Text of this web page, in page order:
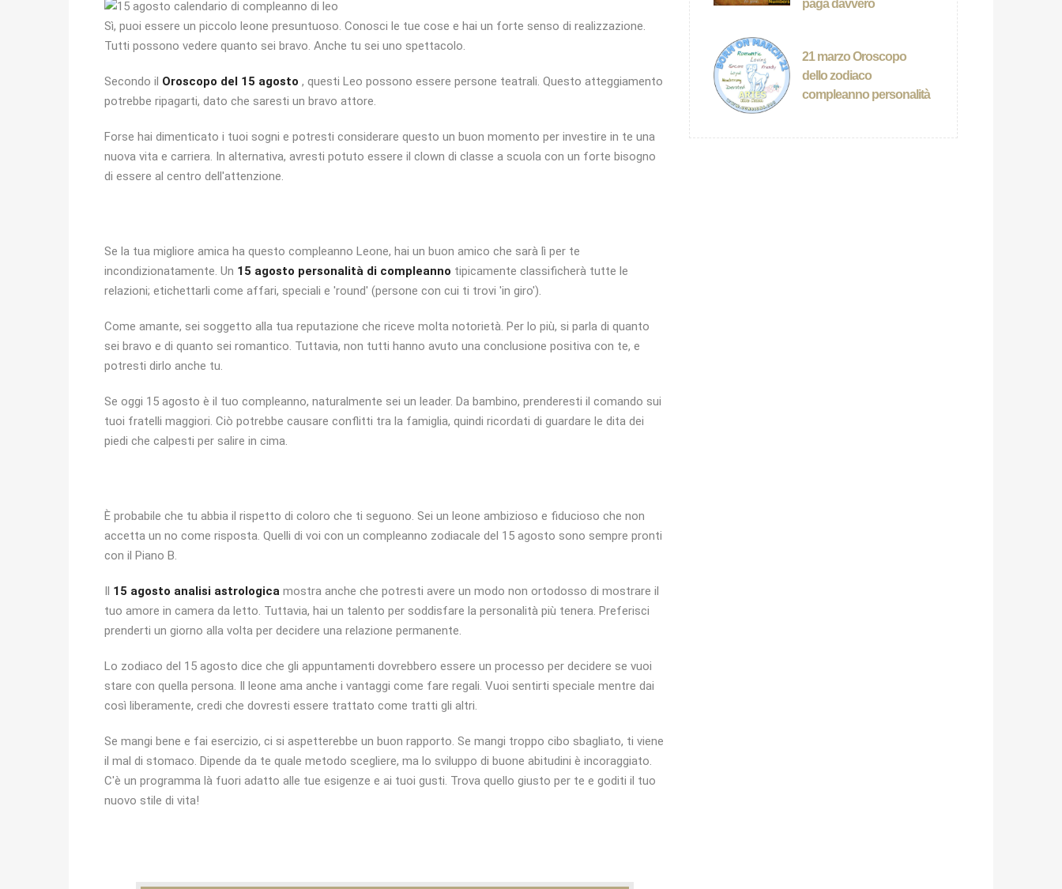
Sì, puoi essere un piccolo leone presuntuoso. Conosci le tue cose e hai un forte senso di realizzazione.
Tutti possono vedere quanto sei bravo. Anche tu sei uno spettacolo.
Secondo il Oroscopo del 15 agosto , questi Leo possono essere persone teatrali. Questo atteggiamento
potrebbe ripagarti, dato che saresti un bravo attore.
Forse hai dimenticato i tuoi sogni e potresti considerare questo un buon momento per investire in te una
nuova vita e carriera. In alternativa, avresti potuto essere il clown di classe a scuola con un forte bisogno
di essere al centro dell'attenzione.
Se la tua migliore amica ha questo compleanno Leone, hai un buon amico che sarà lì per te
incondizionatamente. Un 15 agosto personalità di compleanno tipicamente classificherà tutte le
relazioni; etichettarli come affari, speciali e 'round' (persone con cui ti trovi 'in giro').
Come amante, sei soggetto alla tua reputazione che riceve molta notorietà. Per lo più, si parla di quanto
sei bravo e di quanto sei romantico. Tuttavia, non tutti hanno avuto una conclusione positiva con te, e
potresti dirlo anche tu.
Se oggi 15 agosto è il tuo compleanno, naturalmente sei un leader. Da bambino, prenderesti il ​​comando sui
tuoi fratelli maggiori. Ciò potrebbe causare conflitti tra la famiglia, quindi ricordati di guardare le dita dei
piedi che calpesti per salire in cima.
È probabile che tu abbia il rispetto di coloro che ti seguono. Sei un leone ambizioso e fiducioso che non
accetta un no come risposta. Quelli di voi con un compleanno zodiacale del 15 agosto sono sempre pronti
con il Piano B.
Il 15 agosto analisi astrologica mostra anche che potresti avere un modo non ortodosso di mostrare il
tuo amore in camera da letto. Tuttavia, hai un talento per soddisfare la personalità più tenera. Preferisci
prenderti un giorno alla volta per decidere una relazione permanente.
Lo zodiaco del 15 agosto dice che gli appuntamenti dovrebbero essere un processo per decidere se vuoi
stare con quella persona. Il leone ama anche i vantaggi come fare regali. Vuoi sentirti speciale mentre dai
così liberamente, credi che dovresti essere trattato come tratti gli altri.
Se mangi bene e fai esercizio, ci si aspetterebbe un buon rapporto. Se mangi troppo cibo sbagliato, ti viene
il mal di stomaco. Dipende da te quale metodo scegliere, ma lo sviluppo di buone abitudini è incoraggiato.
C'è un programma là fuori adatto alle tue esigenze e ai tuoi gusti. Trova quello giusto per te e goditi il ​​tuo
nuovo stile di vita!
paga davvero
21 marzo Oroscopo
dello zodiaco
compleanno personalità